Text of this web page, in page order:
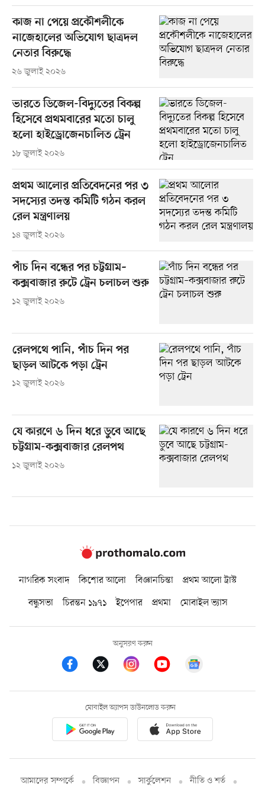
কাজ না পেয়ে প্রকৌশলীকে
নাজেহালের অভিযোগ ছাত্রদল
নেতার বিরুদ্ধে
২৬ জুলাই ২০২৬
ভারতে ডিজেল-বিদ্যুতের বিকল্প
হিসেবে প্রথমবারের মতো চালু
হলো হাইড্রোজেনচালিত ট্রেন
১৮ জুলাই ২০২৬
প্রথম আলোর প্রতিবেদনের পর ৩
সদস্যের তদন্ত কমিটি গঠন করল
রেল মন্ত্রণালয়
১৪ জুলাই ২০২৬
পাঁচ দিন বন্ধের পর চট্টগ্রাম–
কক্সবাজার রুটে ট্রেন চলাচল শুরু
১২ জুলাই ২০২৬
রেলপথে পানি, পাঁচ দিন পর
ছাড়ল আটকে পড়া ট্রেন
১২ জুলাই ২০২৬
যে কারণে ৬ দিন ধরে ডুবে আছে
চট্টগ্রাম-কক্সবাজার রেলপথ
১২ জুলাই ২০২৬
নাগরিক সংবাদ কিশোর আলো বিজ্ঞানচিন্তা
প্রথম আলো ট্রাস্ট
বন্ধুসভা
চিরন্তন ১৯৭১ ইপেপার প্রথমা মোবাইল ভ্যাস
অনুসরণ করুন
মোবাইল অ্যাপস ডাউনলোড করুন
আমাদের সম্পর্কে বিজ্ঞাপন সার্কুলেশন নীতি ও শর্ত